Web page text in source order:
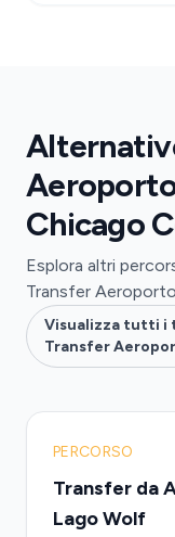
Chicago
Esplora altri
Transfer
Visualizza tutti i
Transfer
PERCORSO
Transfer da
Lago Wolf